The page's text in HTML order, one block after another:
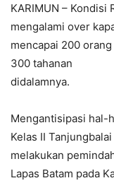
KARIMUN – Kondisi
mengalami over
mencapai 200
300 tahanan
didalamnya.
Mengantisipasi hal-
Kelas II
melakukan
Lapas Batam pada